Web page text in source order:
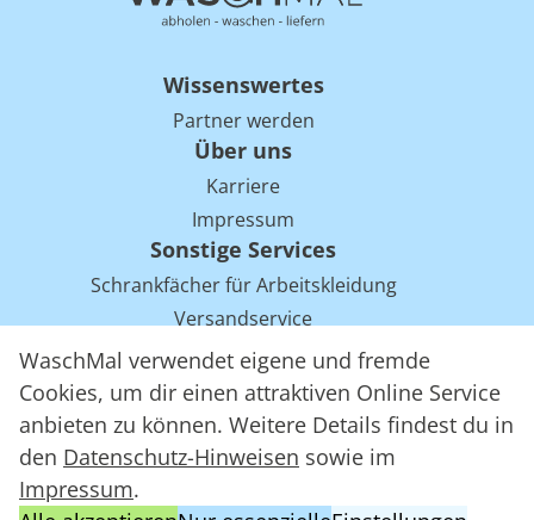
WaschMal verwendet eigene und fremde
Cookies, um dir einen attraktiven Online Service
anbieten zu können. Weitere Details findest du in
den Datenschutz-Hinweisen sowie im
Impressum.
Wissenswertes
Partner werden
Über uns
Karriere
Impressum
Sonstige Services
Schrankfächer für Arbeitskleidung
Versandservice
Einsparpotentiale für Mietwäsche bei Arbeitskleidung
Arbeitskleidung Tracking mit RFID
WaschMal GmbH 2016 – 2026
Datenschutz